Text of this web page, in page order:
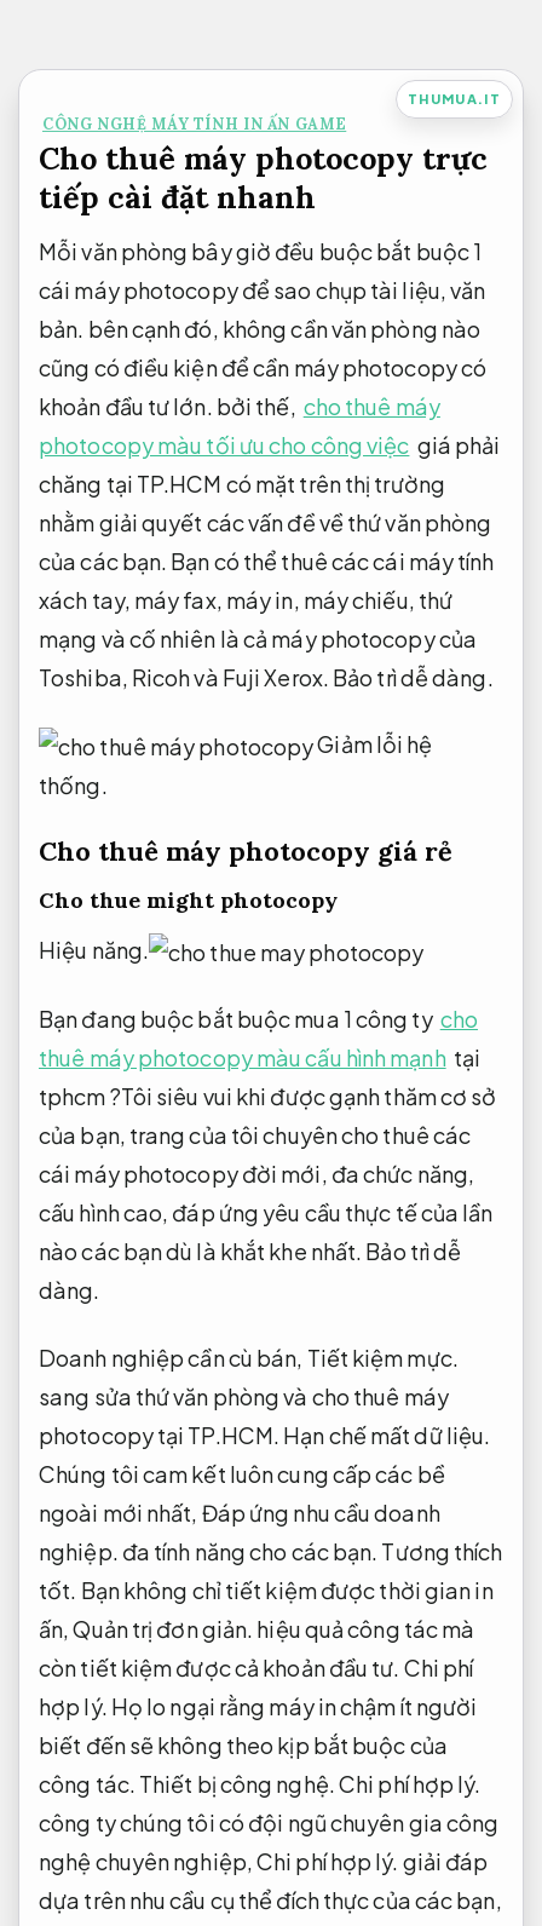
nội
dung
THUMUA.IT
CÔNG NGHỆ MÁY TÍNH IN ẤN GAME
Cho thuê máy photocopy trực
tiếp cài đặt nhanh
Mỗi văn phòng bây giờ đều buộc bắt buộc 1
cái máy photocopy để sao chụp tài liệu, văn
bản. bên cạnh đó, không cần văn phòng nào
cũng có điều kiện để cần máy photocopy có
khoản đầu tư lớn. bởi thế, cho thuê máy
photocopy màu tối ưu cho công việc giá phải
chăng tại TP.HCM có mặt trên thị trường
nhằm giải quyết các vấn đề về thứ văn phòng
của các bạn. Bạn có thể thuê các cái máy tính
xách tay, máy fax, máy in, máy chiếu, thứ
mạng và cố nhiên là cả máy photocopy của
Toshiba, Ricoh và Fuji Xerox. Bảo trì dễ dàng.
Giảm lỗi hệ
thống.
Cho thuê máy photocopy giá rẻ
Cho thue might photocopy
Hiệu năng.
Bạn đang buộc bắt buộc mua 1 công ty cho
thuê máy photocopy màu cấu hình mạnh tại
tphcm ?Tôi siêu vui khi được gạnh thăm cơ sở
của bạn, trang của tôi chuyên cho thuê các
cái máy photocopy đời mới, đa chức năng,
cấu hình cao, đáp ứng yêu cầu thực tế của lần
nào các bạn dù là khắt khe nhất. Bảo trì dễ
dàng.
Doanh nghiệp cần cù bán, Tiết kiệm mực.
sang sửa thứ văn phòng và cho thuê máy
photocopy tại TP.HCM. Hạn chế mất dữ liệu.
Chúng tôi cam kết luôn cung cấp các bề
ngoài mới nhất, Đáp ứng nhu cầu doanh
nghiệp. đa tính năng cho các bạn. Tương thích
tốt. Bạn không chỉ tiết kiệm được thời gian in
ấn,Quản trị đơn giản. hiệu quả công tác mà
còn tiết kiệm được cả khoản đầu tư. Chi phí
hợp lý. Họ lo ngại rằng máy in chậm ít người
biết đến sẽ không theo kịp bắt buộc của
công tác. Thiết bị công nghệ. Chi phí hợp lý.
công ty chúng tôi có đội ngũ chuyên gia công
nghệ chuyên nghiệp, Chi phí hợp lý. giải đáp
dựa trên nhu cầu cụ thể đích thực của các bạn,